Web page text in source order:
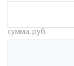
сумма, руб.